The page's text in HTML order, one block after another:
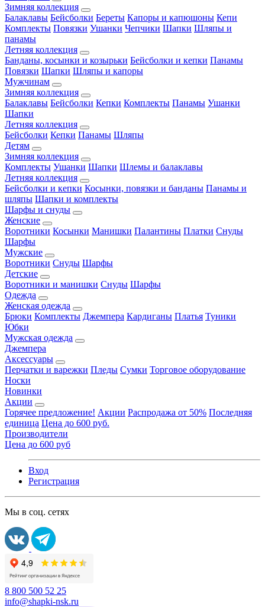
Зимняя коллекция
Балаклавы Бейсболки Береты Капоры и капюшоны Кепи
Комплекты Повязки Ушанки Чепчики Шапки Шляпы и
панамы
Летняя коллекция
Банданы, косынки и козырьки Бейсболки и кепки Панамы
Повязки Шапки Шляпы и капоры
Мужчинам
Зимняя коллекция
Балаклавы Бейсболки Кепки Комплекты Панамы Ушанки
Шапки
Летняя коллекция
Бейсболки Кепки Панамы Шляпы
Детям
Зимняя коллекция
Комплекты Ушанки Шапки Шлемы и балаклавы
Летняя коллекция
Бейсболки и кепки Косынки, повязки и банданы Панамы и
шляпы Шапки и комплекты
Шарфы и снуды
Женские
Воротники Косынки Манишки Палантины Платки Снуды
Шарфы
Мужские
Воротники Снуды Шарфы
Детские
Воротники и манишки Снуды Шарфы
Одежда
Женская одежда
Брюки Комплекты Джемпера Кардиганы Платья Туники
Юбки
Мужская одежда
Джемпера
Аксессуары
Перчатки и варежки Пледы Сумки Торговое оборудование
Носки
Новинки
Акции
Горячее предложение! Акции Распродажа от 50% Последняя
единица Цена до 600 руб.
Производители
Цена до 600 руб
Вход
Регистрация
Мы в соц. сетях
8 800 500 52 25
info@shapki-nsk.ru